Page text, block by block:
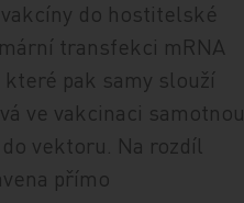
do hostitelské
transfekci mRNA
které pak samy slouží
ve vakcinaci samotnou
vektoru. Na rozdíl
přímo